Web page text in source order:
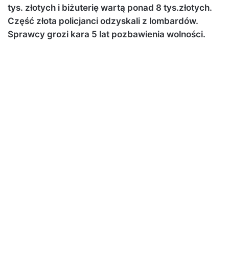
tys. złotych i biżuterię wartą ponad 8 tys.złotych.
Część złota policjanci odzyskali z lombardów.
Sprawcy grozi kara 5 lat pozbawienia wolności.